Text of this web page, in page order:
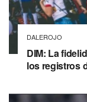
DALEROJO
DIM: La
los registros